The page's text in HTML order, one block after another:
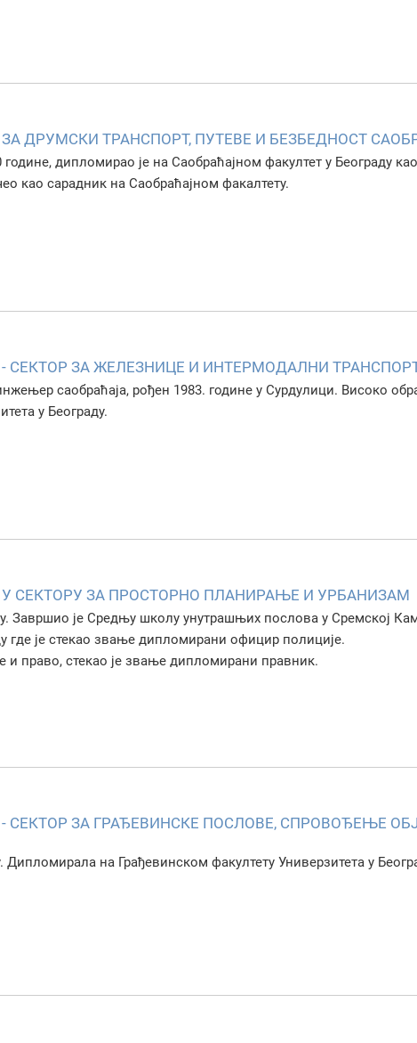
ДРУМСКИ ТРАНСПОРТ, ПУТЕВЕ И БЕЗБЕДНОСТ
дипломирао је на Саобраћајном факултет у Београду као
као сарадник на Саобраћајном факалтету.
ЗА ЖЕЛЕЗНИЦЕ И ИНТЕРМОДАЛНИ
саобраћаја, рођен 1983. године у Сурдулици. Високо
у Београду.
СЕКТОРУ ЗА ПРОСТОРНО ПЛАНИРАЊЕ И УРБАНИЗАМ
Завршио је Средњу школу унутрашњих послова у Сремској
где је стекао звање дипломирани официр полиције.
и право, стекао је звање дипломирани правник.
ЗА ГРАЂЕВИНСКЕ ПОСЛОВЕ, СПРОВОЂЕЊЕ
Дипломирала на Грађевинском факултету Универзитета у